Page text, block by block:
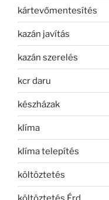
kártevőmentesítés
kazán javítás
kazán szerelés
kcr daru
készházak
klíma
klíma telepítés
költöztetés